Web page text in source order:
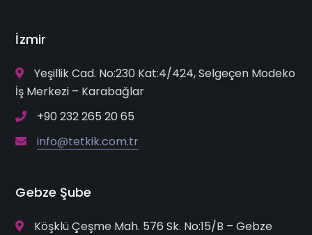
İzmir
Yeşillik Cad. No:230 Kat:4/424, Selgeçen Modeko
İş Merkezi – Karabağlar
+90 232 265 20 65
info@tetkik.com.tr
Gebze Şube
Köşklü Çeşme Mah. 576 Sk. No:15/B – Gebze